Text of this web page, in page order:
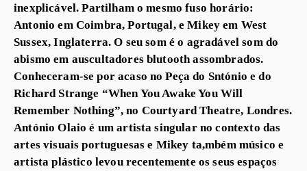
inexplicável. Partilham o mesmo fuso horário:
Antonio em Coimbra, Portugal, e Mikey em West
Sussex, Inglaterra. O seu som é o agradável som do
abismo em auscultadores blutooth assombrados.
Conheceram-se por acaso no Peça do Sntónio e do
Richard Strange “When You Awake You Will
Remember Nothing”, no Courtyard Theatre, Londres.
António Olaio é um artista singular no contexto das
artes visuais portuguesas e Mikey ta,mbém músico e
artista plástico levou recentemente os seus espaços